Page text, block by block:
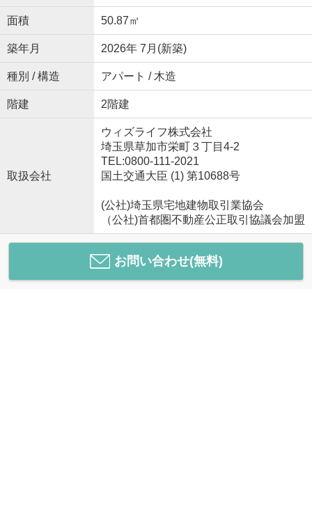
面積 50.87㎡
築年月 2026年 7月(新築)
種別 / 構造 アパート / 木造
階建 2階建
取扱会社
ウィズライフ株式会社
埼玉県草加市栄町３丁目4-2
TEL:0800-111-2021
国土交通大臣 (1) 第10688号
(公社)埼玉県宅地建物取引業協会
（公社)首都圏不動産公正取引協議会加盟
お問い合わせ(無料)